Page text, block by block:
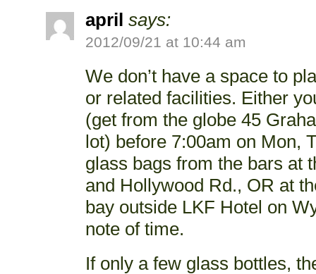
april says:
2012/09/21 at 10:44 am
We don’t have a space to
or related facilities. Either
(get from the globe 45
lot) before 7:00am on Mon,
glass bags from the bars at
and Hollywood Rd., OR at
bay outside LKF Hotel on
note of time.
If only a few glass bottles,